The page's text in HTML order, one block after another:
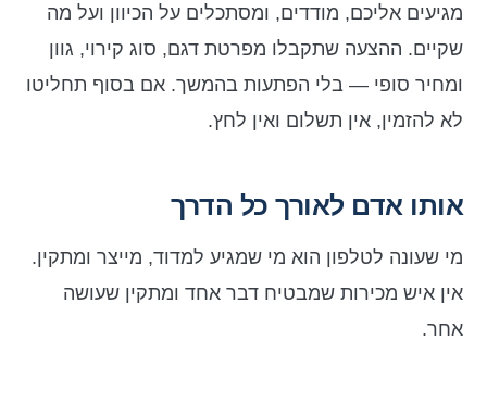
מגיעים אליכם, מודדים, ומסתכלים על הכיוון ועל מה
שקיים. ההצעה שתקבלו מפרטת דגם, סוג קירוי, גוון
ומחיר סופי — בלי הפתעות בהמשך. אם בסוף תחליטו
לא להזמין, אין תשלום ואין לחץ.
אותו אדם לאורך כל הדרך
מי שעונה לטלפון הוא מי שמגיע למדוד, מייצר ומתקין.
אין איש מכירות שמבטיח דבר אחד ומתקין שעושה
אחר.